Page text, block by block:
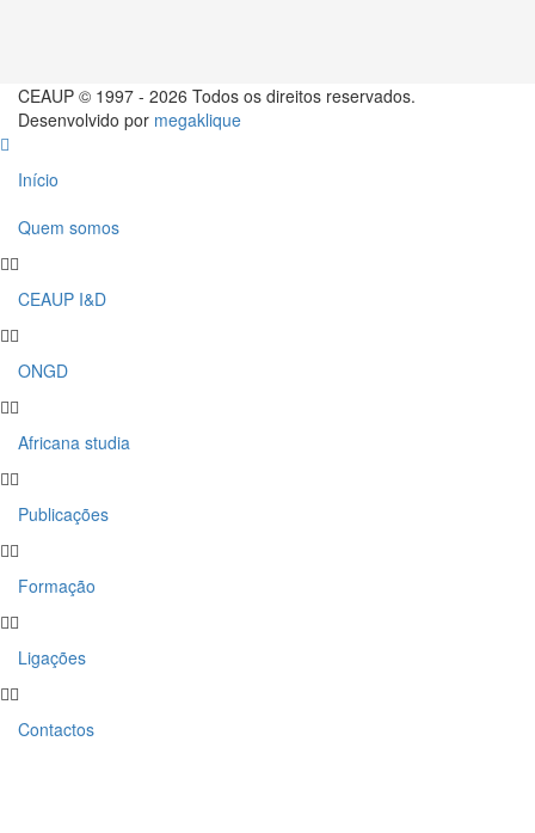
CEAUP © 1997 - 2026 Todos os direitos reservados.
Desenvolvido por megaklique
Início
Quem somos
CEAUP I&D
ONGD
Africana studia
Publicações
Formação
Ligações
Contactos